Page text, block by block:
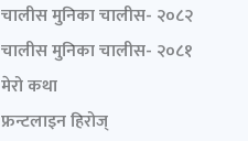
चालीस मुनिका चालीस- २०८२
चालीस मुनिका चालीस- २०८१
मेरो कथा
फ्रन्टलाइन हिरोज्